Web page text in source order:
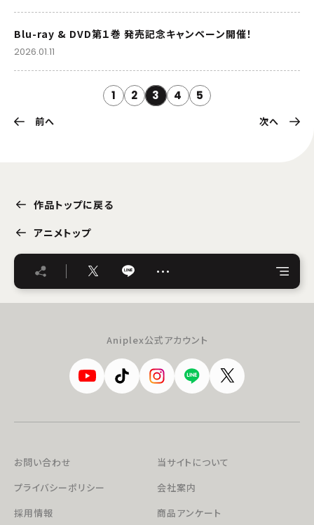
Blu-ray & DVD第１巻 発売記念キャンペーン開催！
2026.01.11
1 2 3 4 5
前へ 次へ
作品トップに戻る
アニメトップ
…
Aniplex公式アカウント
お問い合わせ
当サイトについて
プライバシーポリシー
会社案内
採用情報
商品アンケート